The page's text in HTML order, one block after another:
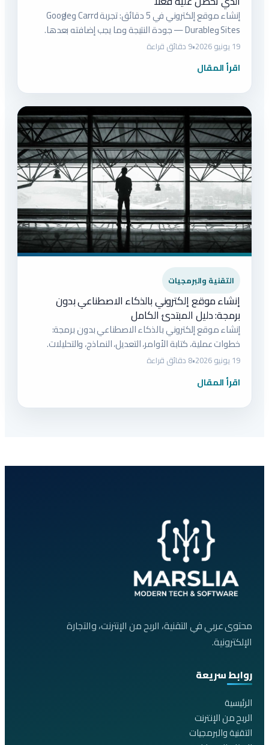
إنشاء موقع إلكتروني في 5 دقائق: تجربة Carrd وGoogle
Sites وDurable — جودة النتيجة وما يجب إضافته بعدها.
19 يونيو 2026 •9 دقائق قراءة
اقرأ المقال
التقنية والبرمجيات
إنشاء موقع إلكتروني بالذكاء الاصطناعي بدون
برمجة: دليل المبتدئ الكامل
إنشاء موقع إلكتروني بالذكاء الاصطناعي بدون برمجة:
خطوات عملية، كتابة الأوامر، التعديل، النماذج، والتحليلات.
19 يونيو 2026 •8 دقائق قراءة
اقرأ المقال
محتوى عربي في التقنية، الربح من الإنترنت، والتجارة
الإلكترونية.
روابط سريعة
الرئيسية
الربح من الإنترنت
التقنية والبرمجيات